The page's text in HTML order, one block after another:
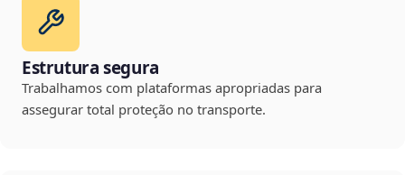
Estrutura segura
Trabalhamos com plataformas apropriadas para
assegurar total proteção no transporte.